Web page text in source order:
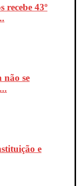
recebe 43º
não se
e